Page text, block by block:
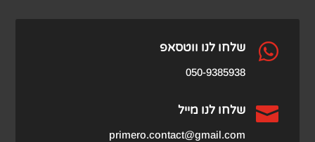
 שלחו לנו ווטסאפ
050-9385938
 שלחו לנו מייל
primero.contact@gmail.com